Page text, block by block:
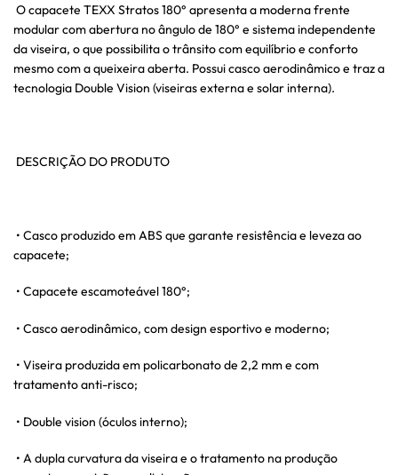
O capacete TEXX Stratos 180° apresenta a moderna frente
modular com abertura no ângulo de 180° e sistema independente
da viseira, o que possibilita o trânsito com equilíbrio e conforto
mesmo com a queixeira aberta. Possui casco aerodinâmico e traz a
tecnologia Double Vision (viseiras externa e solar interna).
DESCRIÇÃO DO PRODUTO
• Casco produzido em ABS que garante resistência e leveza ao
capacete;
• Capacete escamoteável 180°;
• Casco aerodinâmico, com design esportivo e moderno;
• Viseira produzida em policarbonato de 2,2 mm e com
tratamento anti-risco;
• Double vision (óculos interno);
• A dupla curvatura da viseira e o tratamento na produção